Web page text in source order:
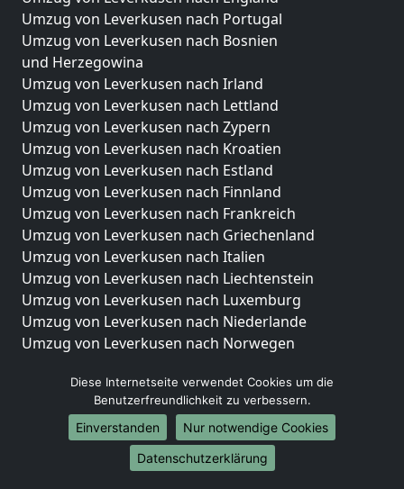
Umzug von Leverkusen nach Portugal
Umzug von Leverkusen nach Bosnien
und Herzegowina
Umzug von Leverkusen nach Irland
Umzug von Leverkusen nach Lettland
Umzug von Leverkusen nach Zypern
Umzug von Leverkusen nach Kroatien
Umzug von Leverkusen nach Estland
Umzug von Leverkusen nach Finnland
Umzug von Leverkusen nach Frankreich
Umzug von Leverkusen nach Griechenland
Umzug von Leverkusen nach Italien
Umzug von Leverkusen nach Liechtenstein
Umzug von Leverkusen nach Luxemburg
Umzug von Leverkusen nach Niederlande
Umzug von Leverkusen nach Norwegen
Umzüge-Deutschlandweit
Umzug von Leverkusen nach Berlin
Umzug von Leverkusen nach Hamburg
Umzug von Leverkusen nach München
Umzug von Leverkusen nach Köln
Diese Internetseite verwendet Cookies um die
Benutzerfreundlichkeit zu verbessern.
Einverstanden
Nur notwendige Cookies
Datenschutzerklärung